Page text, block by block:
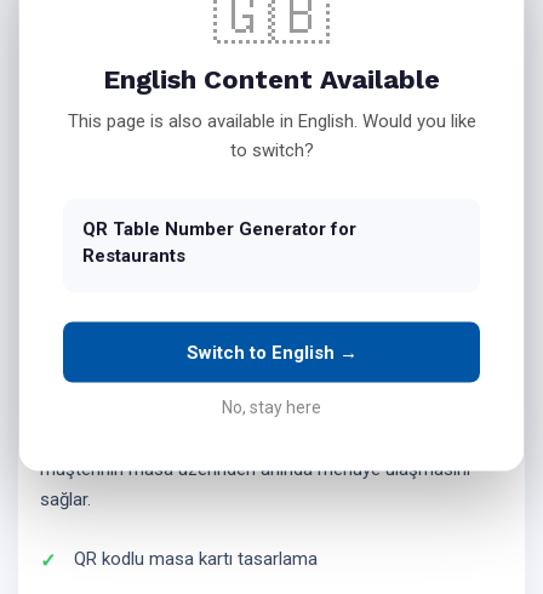
QR kod ile dijital menüye yönlendirme
Temassız sipariş sayfasına direkt erişim
QR kodlu masa kartı PDF çıktısı alma
Logo ve marka uyumlu tasarım oluşturma
Kafeler İçin QR Kod Ile Dijital
Menü Ve Sipariş Yönlendirme
Kafeler için hızlı servis ve müşteri memnuniyeti büyük
müşterinin masa üzerinden anında menüye ulaşmasını
sağlar.
QR kodlu masa kartı tasarlama
🇬🇧
English Content Available
This page is also available in English. Would you like
to switch?
QR Table Number Generator for
Restaurants
Switch to English →
No, stay here